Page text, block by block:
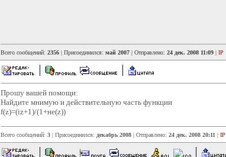
Всего сообщений: 2356 | Присоединился: май 2007 | Отправлено: 24 дек. 2008 11:09 | IP
Прошу вашей помощи:
Найдите мнимую и действительную часть функции
f(z)=(iz+1)/(1+не(z))
Всего сообщений: 3 | Присоединился: декабрь 2008 | Отправлено: 24 дек. 2008 20:11 | IP